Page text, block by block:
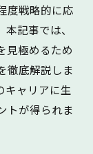
度戦略的に応
記事では、
見極めるため
徹底解説しま
キャリアに生
トが得られま